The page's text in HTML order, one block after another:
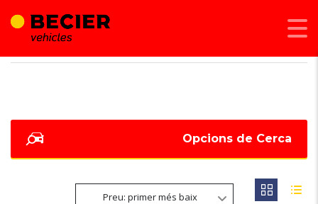
Opcions de Cerca
Preu: primer més baix